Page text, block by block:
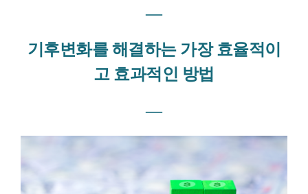
―
기후변화를 해결하는 가장 효율적이
고 효과적인 방법
―